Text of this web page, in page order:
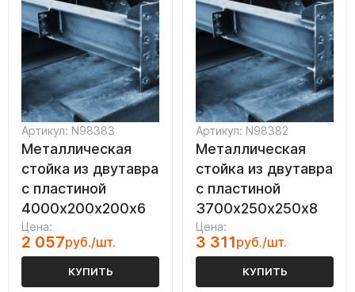
Артикул: N98383
Металлическая
стойка из двутавра
с пластиной
4000х200х200х6
Цена:
2 057руб./шт.
КУПИТЬ
Артикул: N98382
Металлическая
стойка из двутавра
с пластиной
3700х250х250х8
Цена:
3 311руб./шт.
КУПИТЬ